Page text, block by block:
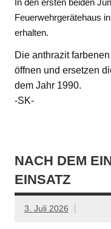
Feuerwehrgerätehaus
erhalten.
Die anthrazit
öffnen und ersetzen
dem Jahr 1990.
-SK-
NACH DEM
EINSATZ
3. Juli 2026